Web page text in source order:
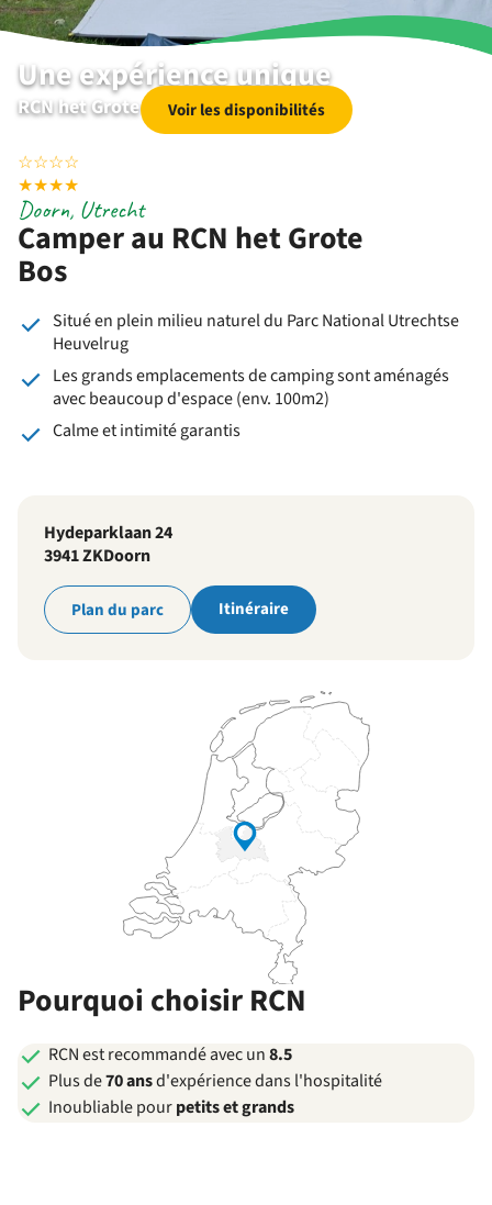
Une expérience unique
RCN het Grote Bos | Doorn | Utrecht
Voir les disponibilités
☆☆☆☆
★★★★
Camper au RCN het Grote
Bos
Doorn, Utrecht
Situé en plein milieu naturel du Parc National Utrechtse
Heuvelrug
Les grands emplacements de camping sont aménagés
avec beaucoup d'espace (env. 100m2)
Calme et intimité garantis
Hydeparklaan 24
3941 ZKDoorn
Plan du parc Itinéraire
Pourquoi choisir RCN
RCN est recommandé avec un8.5
Plus de70 ansd'expérience dans l'hospitalité
Inoubliable pourpetits et grands